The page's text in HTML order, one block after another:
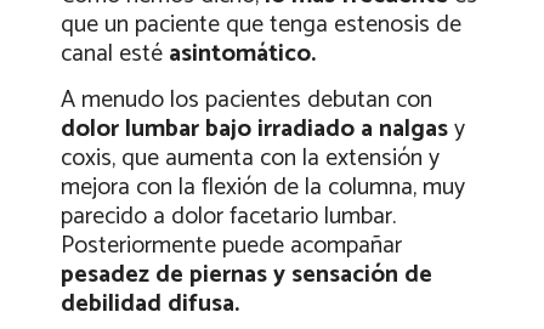
que un paciente que tenga estenosis de
canal estéasintomático.
A menudo los pacientes debutan con
dolor lumbar bajoirradiado a nalgasy
coxis, que aumenta con la extensión y
mejora con la flexión de la columna, muy
parecido a dolor facetario lumbar.
Posteriormente puede acompañar
pesadez de piernas y sensación de
debilidad difusa.